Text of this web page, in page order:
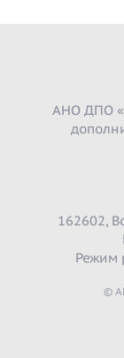
АНО ДПО
162602,
Режим
©